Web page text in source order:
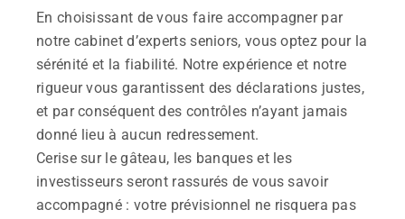
En choisissant de vous faire accompagner par
notre cabinet d’experts seniors, vous optez pour la
sérénité et la fiabilité. Notre expérience et notre
rigueur vous garantissent des déclarations justes,
et par conséquent des contrôles n’ayant jamais
donné lieu à aucun redressement.
Cerise sur le gâteau, les banques et les
investisseurs seront rassurés de vous savoir
accompagné : votre prévisionnel ne risquera pas